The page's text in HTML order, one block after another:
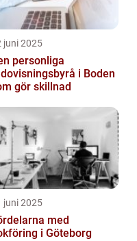
juni 2025
personliga
i Boden
gör skillnad
juni 2025
med
i Göteborg